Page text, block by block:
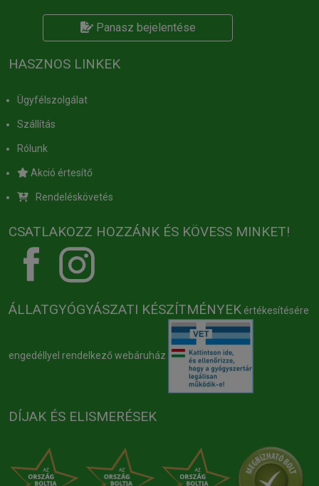
Panasz bejelentése
HASZNOS LINKEK
Ügyfélszolgálat
Szállítás
Rólunk
Akció értesítő
Rendeléskövetés
CSATLAKOZZ HOZZÁNK ÉS KÖVESS MINKET!
ÁLLATGYÓGYÁSZATI KÉSZÍTMÉNYEK értékesítésére
engedéllyel rendelkező webáruház
DÍJAK ÉS ELISMERÉSEK